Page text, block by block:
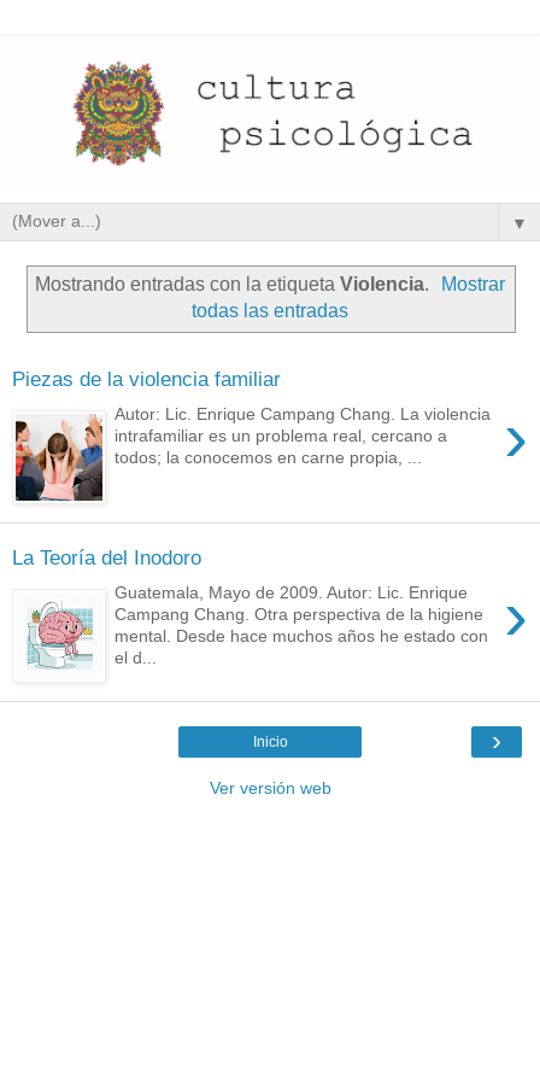
▼
Mostrando entradas con la etiqueta Violencia.
Mostrar
todas las entradas
Piezas de la violencia familiar
›
Autor: Lic. Enrique Campang Chang. La violencia
intrafamiliar es un problema real, cercano a
todos; la conocemos en carne propia, ...
La Teoría del Inodoro
›
Guatemala, Mayo de 2009. Autor: Lic. Enrique
Campang Chang. Otra perspectiva de la higiene
mental. Desde hace muchos años he estado con
el d...
›
Inicio
Ver versión web